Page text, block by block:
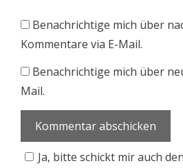
Benachrichtige mich über
Kommentare via E-Mail.
Benachrichtige mich über
Mail.
Ja, bitte schickt mir auch